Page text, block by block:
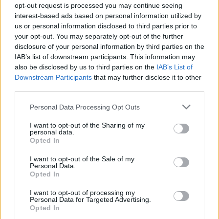
opt-out request is processed you may continue seeing
interest-based ads based on personal information utilized by
us or personal information disclosed to third parties prior to
your opt-out. You may separately opt-out of the further
disclosure of your personal information by third parties on the
IAB’s list of downstream participants. This information may
also be disclosed by us to third parties on the IAB’s List of
Downstream Participants that may further disclose it to other
Personal Data Processing Opt Outs
I want to opt-out of the Sharing of my
personal data.
Opted In
I want to opt-out of the Sale of my
Personal Data.
Opted In
I want to opt-out of processing my
Personal Data for Targeted Advertising.
Opted In
Υπεροχής», στο οποίο αναφέρει.
΄΄Η αρχική πρόταση, το αρχικό αίτημα χρηματοδότησης,
που κατάθεσε η περιφέρεια Στερεάς Ελλάδας για το ΕΣΠΑ
2021-2027, όπως δημοσιοποιήθηκε το Δεκέμβρη του 2019,
ήταν 300 εκ. ευρώ και για τους πέντε στόχους πολιτικής
του προγράμματος.
που ήταν 323 εκ. ευρώ για την περιφέρεια της Στερεάς.
Ξαφνικά, οι της περιφερειακής αρχής και μετά την υποβολή
της πρότασης των 300 εκ., θυμούνται να διεκδικήσουν
αύξηση του προγράμματος.
Προφανώς γιατί ενημερώθηκαν, πως στο νέο ΕΣΠΑ 2021-
βάση το ΑΕΠ 2014-2016, που λόγω της οικονομικής
κρίσης υποχώρησε δραματικά. Σήμερα το ΑΕΠ της Στερεάς